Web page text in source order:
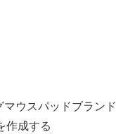
ウスパッドブランド
作成する